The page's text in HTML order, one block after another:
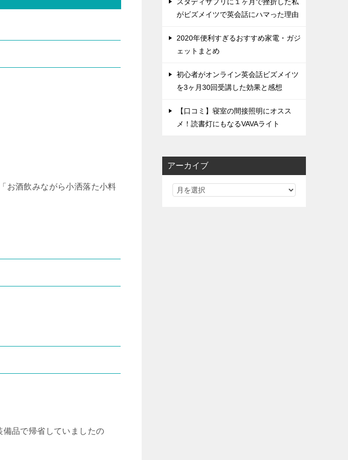
お酒飲みながら小洒落た小料
品で帰省していましたの
スタディサプリに１ヶ月で挫折した私
がビズメイツで英会話にハマった理由
2020年便利すぎるおすすめ家電・ガジ
ェットまとめ
初心者がオンライン英会話ビズメイツ
を3ヶ月30回受講した効果と感想
【口コミ】寝室の間接照明にオスス
メ！読書灯にもなるVAVAライト
アーカイブ